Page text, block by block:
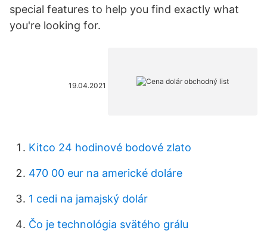
special features to help you find exactly what
you're looking for.
19.04.2021
Kitco 24 hodinové bodové zlato
470 00 eur na americké doláre
1 cedi na jamajský dolár
Čo je technológia svätého grálu